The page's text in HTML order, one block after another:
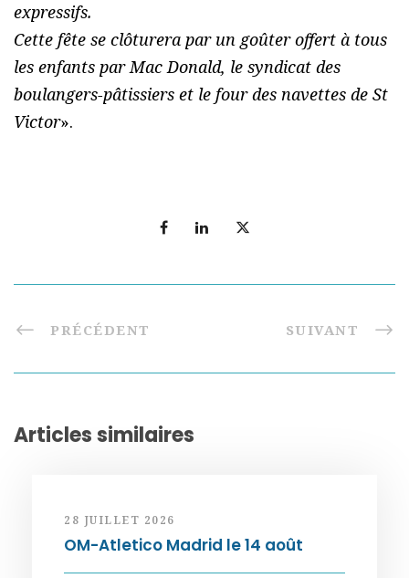
expressifs.
Cette fête se clôturera par un goûter offert à tous
les enfants par Mac Donald, le syndicat des
boulangers-pâtissiers et le four des navettes de St
Victor».
PRÉCÉDENT SUIVANT
Articles similaires
28 JUILLET 2026
OM-Atletico Madrid le 14 août